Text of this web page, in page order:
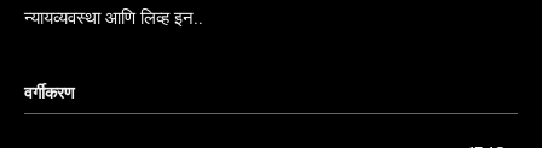
न्यायव्यवस्था आणि लिव्ह इन..
वर्गीकरण